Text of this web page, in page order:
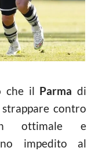
che il Parma di
contro
ottimale e
impedito al